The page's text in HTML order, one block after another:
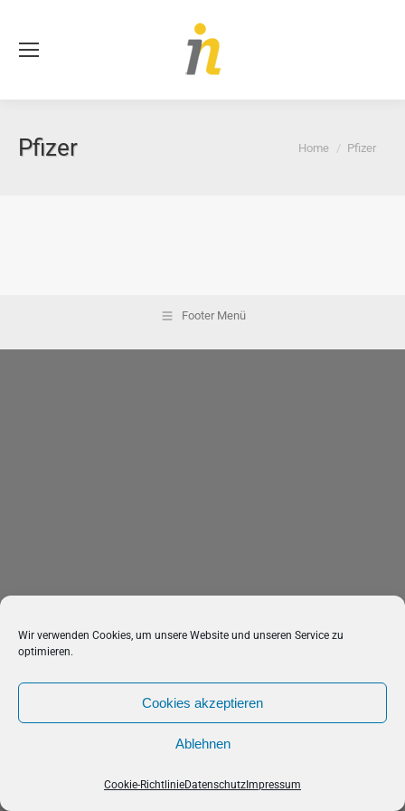
Wir verwenden Cookies, um unsere Website und unseren Service zu
optimieren.
Cookies akzeptieren
Ablehnen
Cookie-RichtlinieDatenschutz Impressum
Pfizer You are here:
Home Pfizer
Footer Menü